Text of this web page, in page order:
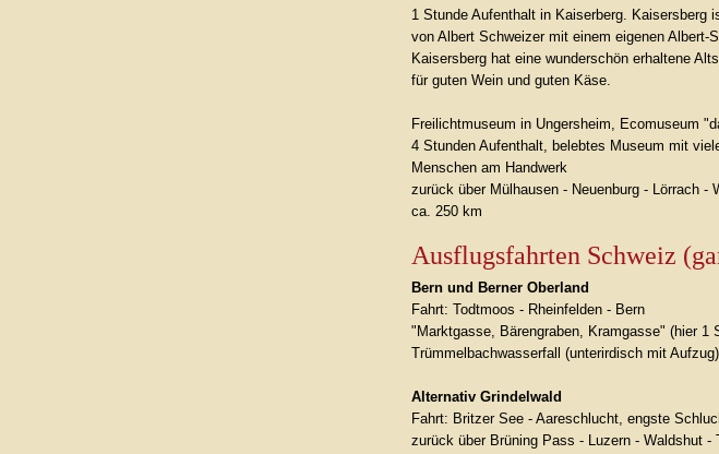
1 Stunde Aufenthalt in Kaiserberg. Kaisersberg
von Albert Schweizer mit einem eigenen Albert-
Kaisersberg hat eine wunderschön erhaltene
für guten Wein und guten Käse.
Freilichtmuseum in Ungersheim, Ecomuseum
4 Stunden Aufenthalt, belebtes Museum mit
Menschen am Handwerk
zurück über Mülhausen - Neuenburg - Lörrach -
ca. 250 km
Ausflugsfahrten Schweiz
Bern und Berner Oberland
Fahrt: Todtmoos - Rheinfelden - Bern
"Marktgasse, Bärengraben, Kramgasse" (hier 1
Trümmelbachwasserfall (unterirdisch mit Aufzug)
Alternativ Grindelwald
Fahrt: Britzer See - Aareschlucht, engste
zurück über Brüning Pass - Luzern - Waldshut -